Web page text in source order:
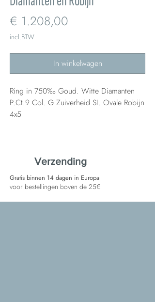
€ 1.208,00
incl.BTW
In winkelwagen
Ring in 750‰ Goud. Witte Diamanten
P.Ct.9 Col. G Zuiverheid SI. Ovale Robijn
4x5
Verzending
Gratis binnen 14 dagen in Europa
voor bestellingen boven de 25€